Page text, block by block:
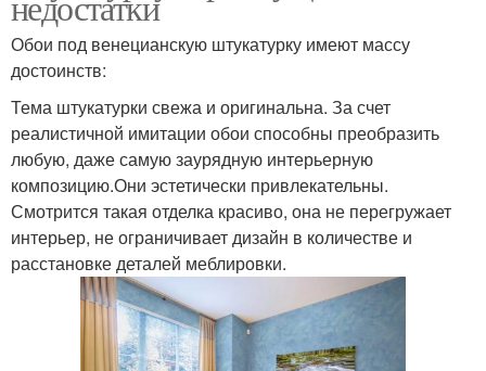
Обои под венецианскую штукатурку имеют массу
достоинств:
Тема штукатурки свежа и оригинальна. За счет
реалистичной имитации обои способны преобразить
любую, даже самую заурядную интерьерную
композицию.Они эстетически привлекательны.
Смотрится такая отделка красиво, она не перегружает
интерьер, не ограничивает дизайн в количестве и
расстановке деталей меблировки.